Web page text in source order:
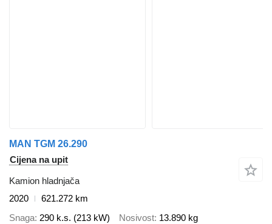
MAN TGM 26.290
Cijena na upit
Kamion hladnjača
2020
621.272 km
Snaga 290 k.s. (213 kW) Nosivost 13.890 kg